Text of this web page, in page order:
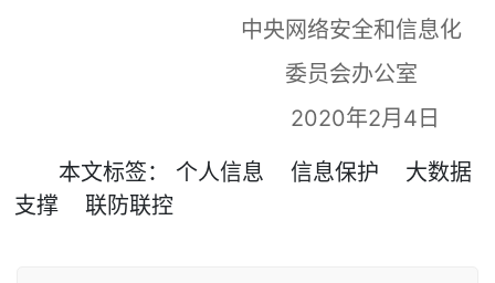
中央网络安全和信息化
委员会办公室
2020年2月4日
本文标签： 个人信息 信息保护
大数据
支撑
联防联控